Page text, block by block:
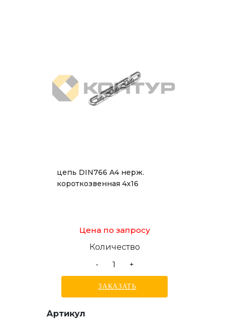
цепь DIN766 A4 нерж.
короткозвенная 4x16
Цена по запросу
Количество
-
+
ЗАКАЗАТЬ
Артикул